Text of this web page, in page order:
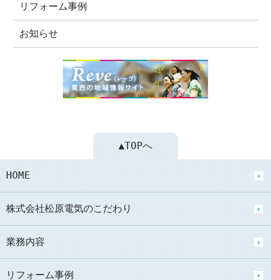
リフォーム事例
お知らせ
▲TOPへ
HOME
株式会社松原電気のこだわり
業務内容
リフォーム事例